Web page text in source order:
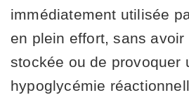
immédiatement utilisée
en plein effort, sans avoir
stockée ou de provoquer
hypoglycémie